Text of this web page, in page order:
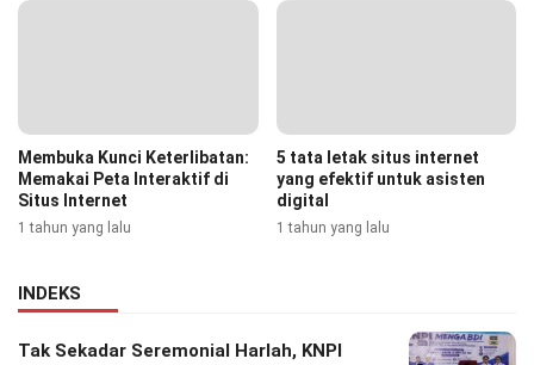
Membuka Kunci Keterlibatan:
Memakai Peta Interaktif di
Situs Internet
1 tahun yang lalu
5 tata letak situs internet
yang efektif untuk asisten
digital
1 tahun yang lalu
INDEKS
Tak Sekadar Seremonial Harlah, KNPI